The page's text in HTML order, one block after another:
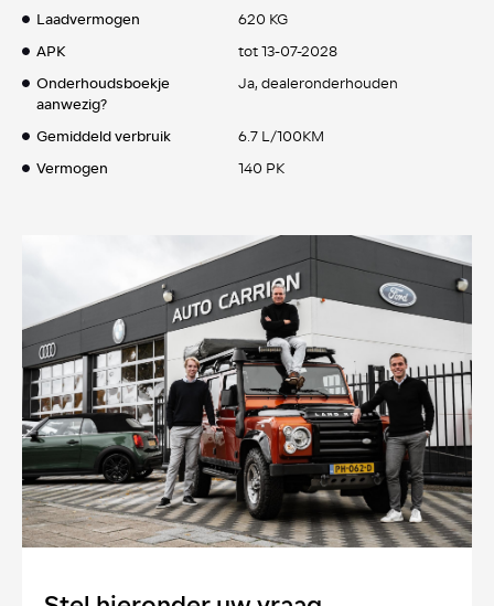
Laadvermogen
620 KG
APK
tot 13-07-2028
Onderhoudsboekje
aanwezig?
Ja, dealeronderhouden
Gemiddeld verbruik
6.7 L/100KM
Vermogen
140 PK